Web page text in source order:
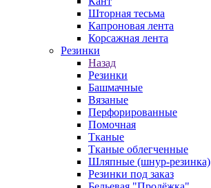
Шторная тесьма
Капроновая лента
Корсажная лента
Резинки
Назад
Резинки
Башмачные
Вязаные
Перфорированные
Помочная
Тканые
Тканые облегченные
Шляпные (шнур-резинка)
Резинки под заказ